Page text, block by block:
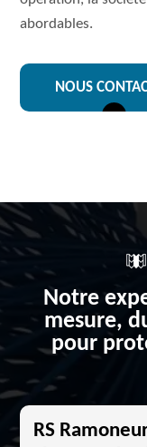
abordables.
NOUS
Notre
mesure,
pour
RS